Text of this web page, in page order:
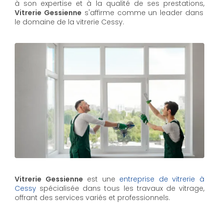
à son expertise et à la qualité de ses prestations,
Vitrerie Gessienne s'affirme comme un leader dans
le domaine de la vitrerie Cessy.
Vitrerie Gessienne est une entreprise de vitrerie à
Cessy spécialisée dans tous les travaux de vitrage,
offrant des services variés et professionnels.